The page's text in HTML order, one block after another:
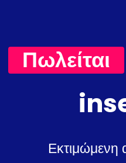
Πωλείται
Εκτιμώμενη